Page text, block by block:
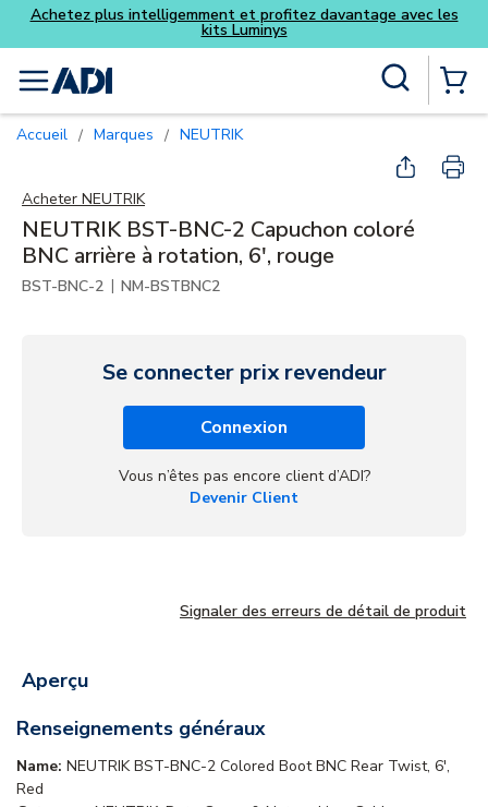
Skip to main content
Achetez plus intelligemment et profitez davantage avec les
kits Luminys
menu
Accueil / Marques / NEUTRIK
Acheter NEUTRIK
NEUTRIK BST-BNC-2 Capuchon coloré
BNC arrière à rotation, 6', rouge
BST-BNC-2 | NM-BSTBNC2
Se connecter prix revendeur
Connexion
Vous n’êtes pas encore client d’ADI?
Devenir Client
Signaler des erreurs de détail de produit
Aperçu
Renseignements généraux
Name: NEUTRIK BST-BNC-2 Colored Boot BNC Rear Twist, 6',
Red